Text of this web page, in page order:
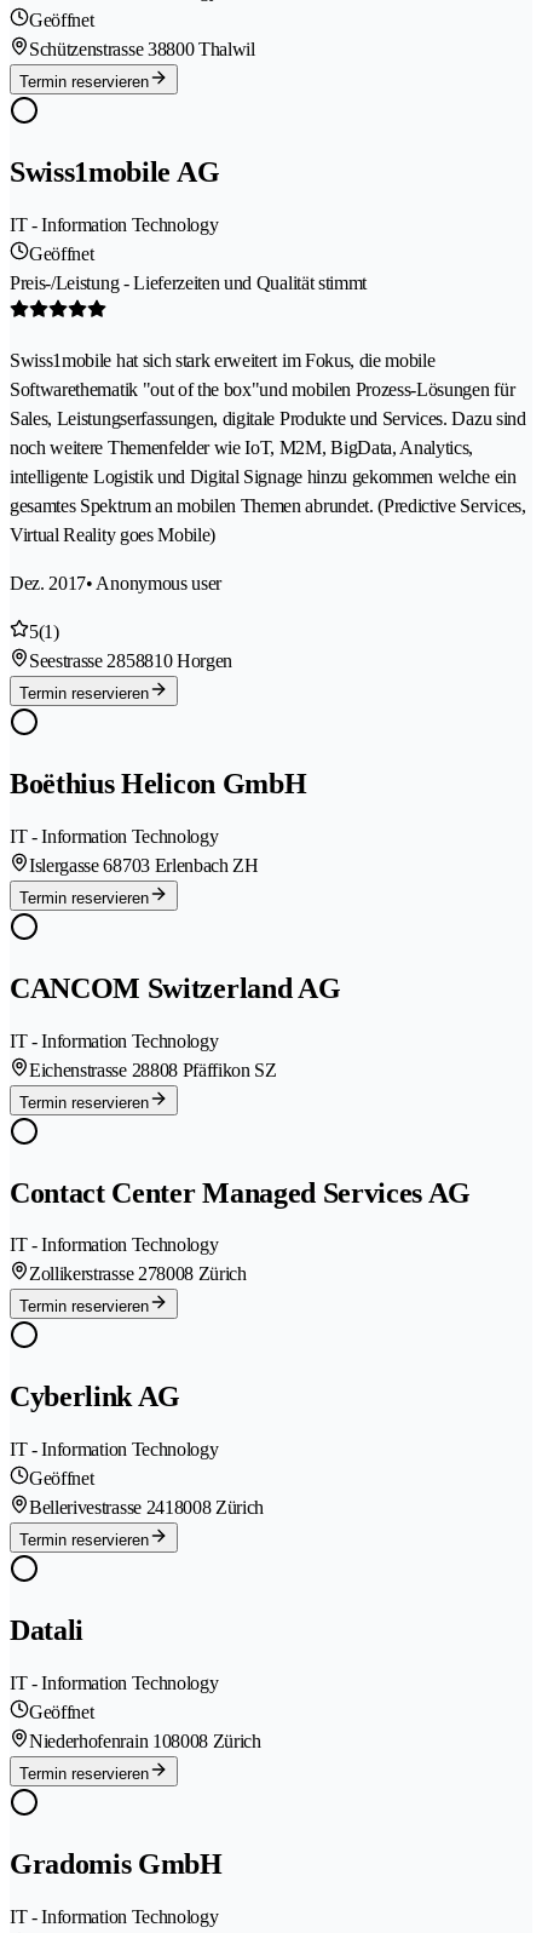
Geöffnet
Schützenstrasse 38800 Thalwil
Termin reservieren
Swiss1mobile AG
IT - Information Technology
Geöffnet
Preis-/Leistung - Lieferzeiten und Qualität stimmt
Swiss1mobile hat sich stark erweitert im Fokus, die mobile
Softwarethematik "out of the box"und mobilen Prozess-Lösungen für
Sales, Leistungserfassungen, digitale Produkte und Services. Dazu sind
noch weitere Themenfelder wie IoT, M2M, BigData, Analytics,
intelligente Logistik und Digital Signage hinzu gekommen welche ein
gesamtes Spektrum an mobilen Themen abrundet. (Predictive Services,
Virtual Reality goes Mobile)
Dez. 2017• Anonymous user
5(1)
Seestrasse 2858810 Horgen
Termin reservieren
Boëthius Helicon GmbH
IT - Information Technology
Islergasse 68703 Erlenbach ZH
Termin reservieren
CANCOM Switzerland AG
IT - Information Technology
Eichenstrasse 28808 Pfäffikon SZ
Termin reservieren
Contact Center Managed Services AG
IT - Information Technology
Zollikerstrasse 278008 Zürich
Termin reservieren
Cyberlink AG
IT - Information Technology
Geöffnet
Bellerivestrasse 2418008 Zürich
Termin reservieren
Datali
IT - Information Technology
Geöffnet
Niederhofenrain 108008 Zürich
Termin reservieren
Gradomis GmbH
IT - Information Technology